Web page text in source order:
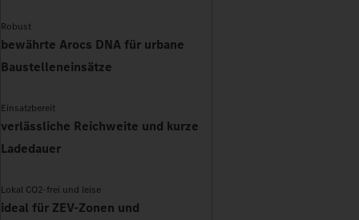
Robust
bewährte Arocs DNA für urbane
Baustelleneinsätze
Einsatzbereit
verlässliche Reichweite und kurze
Ladedauer
Lokal CO2-frei und leise
ideal für ZEV-Zonen und